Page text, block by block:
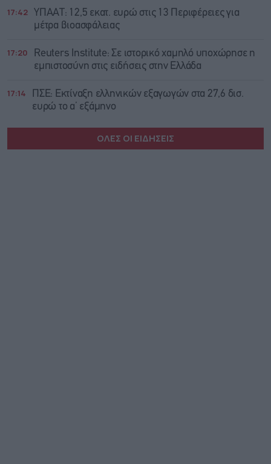
17:42
ΥΠΑΑΤ: 12,5 εκατ. ευρώ στις 13 Περιφέρειες για
μέτρα βιοασφάλειας
17:20
Reuters Institute: Σε ιστορικό χαμηλό υποχώρησε η
εμπιστοσύνη στις ειδήσεις στην Ελλάδα
17:14
ΠΣΕ: Εκτίναξη ελληνικών εξαγωγών στα 27,6 δισ.
ευρώ το α’ εξάμηνο
ΟΛΕΣ ΟΙ ΕΙΔΗΣΕΙΣ